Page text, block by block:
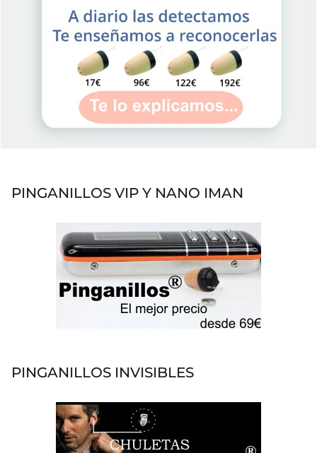
PINGANILLOS VIP Y NANO IMAN
PINGANILLOS INVISIBLES